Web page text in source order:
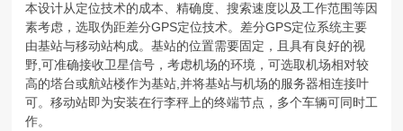
本设计从定位技术的成本、精确度、搜索速度以及工作范围等因
素考虑，选取伪距差分GPS定位技术。差分GPS定位系统主要
由基站与移动站构成。基站的位置需要固定，且具有良好的视
野,可准确接收卫星信号，考虑机场的环境，可选取机场相对较
高的塔台或航站楼作为基站,并将基站与机场的服务器相连接叶
可。移动站即为安装在行李秤上的终端节点，多个车辆可同时工
作。